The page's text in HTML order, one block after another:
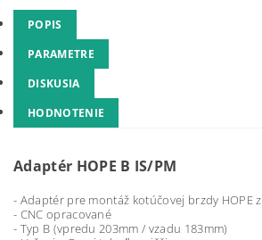
POPIS
PARAMETRE
DISKUSIA
HODNOTENIE
Adaptér HOPE B IS/PM
- Adaptér pre montáž kotúčovej brzdy HOPE z
- CNC opracované
- Typ B (vpredu 203mm / vzadu 183mm)